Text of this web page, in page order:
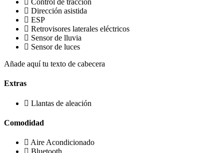
Control de tracción
Dirección asistida
ESP
Retrovisores laterales eléctricos
Sensor de lluvia
Sensor de luces
Añade aquí tu texto de cabecera
Extras
Llantas de aleación
Comodidad
Aire Acondicionado